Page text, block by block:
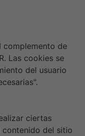
complemento de
Las cookies se
del usuario
ciertas
del sitio